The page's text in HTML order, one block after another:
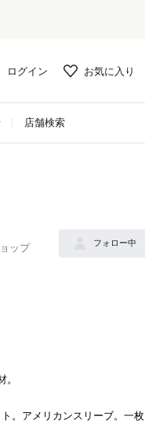
ログイン お気に入り
店舗検索
ップ
フォロー中
。アメリカンスリーブ。一枚